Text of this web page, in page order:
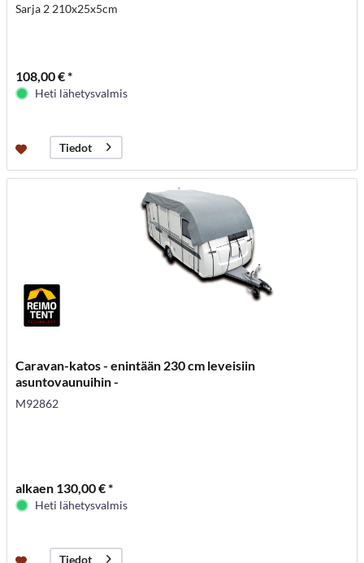
Sarja 2 210x25x5cm
108,00 € *
Heti lähetysvalmis
Tiedot
Caravan-katos - enintään 230 cm leveisiin
asuntovaunuihin -
M92862
alkaen 130,00 € *
Heti lähetysvalmis
Tiedot